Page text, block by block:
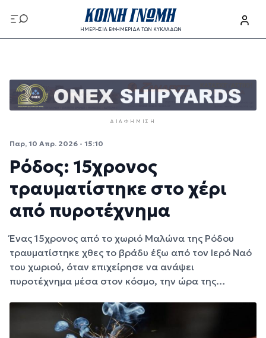
Παράκαμψη προς το κυρίως περιεχόμενο
ΗΜΕΡΗΣΙΑ ΕΦΗΜΕΡΙΔΑ ΤΩΝ ΚΥΚΛΑΔΩΝ
ΔΙΑΦΉΜΙΣΗ
Παρ, 10 Απρ. 2026 - 15:10
Ρόδος: 15χρονος
τραυματίστηκε στο χέρι
από πυροτέχνημα
Ένας 15χρονος από το χωριό Μαλώνα της Ρόδου
τραυματίστηκε χθες το βράδυ έξω από τον Ιερό Ναό
του χωριού, όταν επιχείρησε να ανάψει
πυροτέχνημα μέσα στον κόσμο, την ώρα της…